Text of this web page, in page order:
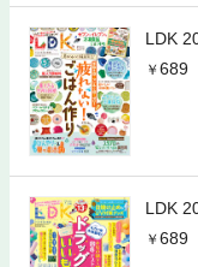
LDK
689
LDK
689